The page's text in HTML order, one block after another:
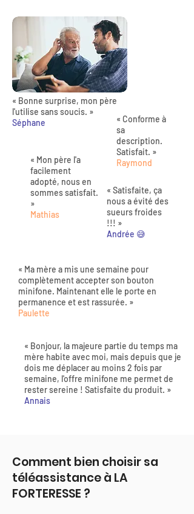
« Bonne surprise, mon père
l'utilise sans soucis. »
Séphane
« Mon père l'a
facilement
adopté, nous en
sommes satisfait.
»
Mathias
« Conforme à
sa
description.
Satisfait. »
Raymond
« Satisfaite, ça
nous a évité des
sueurs froides
!!! »
Andrée 😅
« Ma mère a mis une semaine pour
complètement accepter son bouton
minifone. Maintenant elle le porte en
permanence et est rassurée. »
Paulette
« Bonjour, la majeure partie du temps ma
mère habite avec moi, mais depuis que je
dois me déplacer au moins 2 fois par
semaine, l'offre minifone me permet de
rester sereine ! Satisfaite du produit. »
Annais
Comment bien choisir sa
téléassistance à LA
FORTERESSE ?